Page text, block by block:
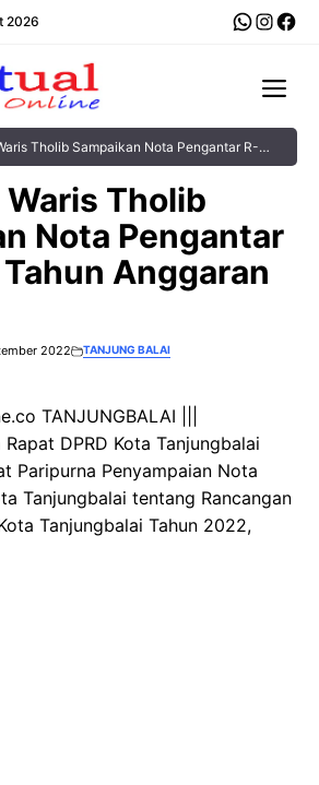
2026
Tholib Sampaikan Nota Pengantar R-
Waris Tholib
Nota Pengantar
Tahun Anggaran
2022 TANJUNG BALAI
TANJUNGBALAI |||
DPRD Kota Tanjungbalai
Paripurna Penyampaian Nota
Tanjungbalai tentang Rancangan
Tanjungbalai Tahun 2022,